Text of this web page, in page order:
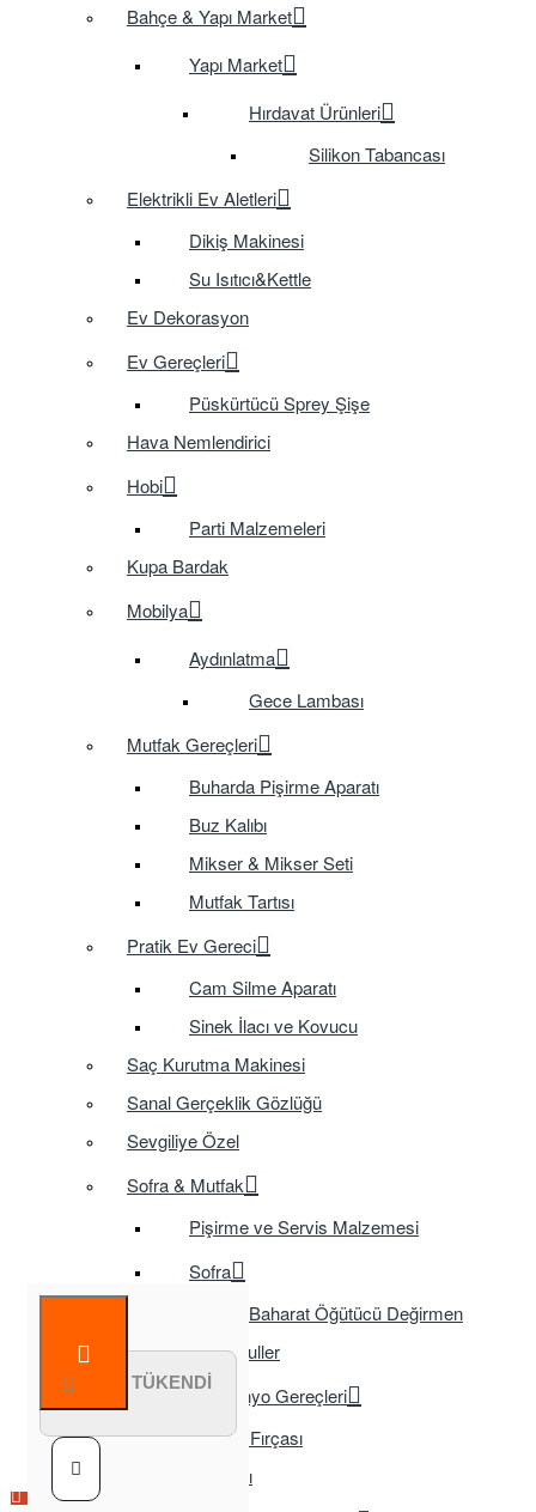
Bahçe & Yapı Market
Yapı Market
Hırdavat Ürünleri
Silikon Tabancası
Elektrikli Ev Aletleri
Dikiş Makinesi
Su Isıtıcı&Kettle
Ev Dekorasyon
Ev Gereçleri
Püskürtücü Sprey Şişe
Hava Nemlendirici
Hobi
Parti Malzemeleri
Kupa Bardak
Mobilya
Aydınlatma
Gece Lambası
Mutfak Gereçleri
Buharda Pişirme Aparatı
Buz Kalıbı
Mikser & Mikser Seti
Mutfak Tartısı
Pratik Ev Gereci
Cam Silme Aparatı
Sinek İlacı ve Kovucu
Saç Kurutma Makinesi
Sanal Gerçeklik Gözlüğü
Sevgiliye Özel
Sofra & Mutfak
Pişirme ve Servis Malzemesi
Sofra
Baharat Öğütücü Değirmen
Tasarruflu Ampuller
Temizlik ve Banyo Gereçleri
Tuvalet Fırçası
TV Aksesuarları
STOK TÜKENDİ
Çok Satılan Ürün
Çok Satılan Ürün
Çok Satılan Ürün
Çok Satılan Ürün
Çok Satılan Ürün